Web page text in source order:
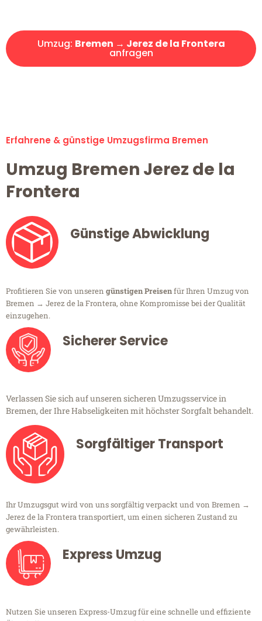
Umzug: Bremen → Jerez de la Frontera
anfragen
Erfahrene & günstige Umzugsfirma Bremen
Umzug Bremen Jerez de la
Frontera
Günstige Abwicklung
Profitieren Sie von unseren günstigen Preisenfür Ihren Umzug von
Bremen → Jerez de la Frontera, ohne Kompromisse bei der Qualität
einzugehen.
Sicherer Service
Verlassen Sie sich auf unseren sicheren Umzugsservice in
Bremen, der Ihre Habseligkeiten mit höchster Sorgfalt behandelt.
Sorgfältiger Transport
Ihr Umzugsgut wird von uns sorgfältig verpackt und von Bremen →
Jerez de la Frontera transportiert, um einen sicheren Zustand zu
gewährleisten.
Express Umzug
Nutzen Sie unseren Express-Umzug für eine schnelle und effiziente